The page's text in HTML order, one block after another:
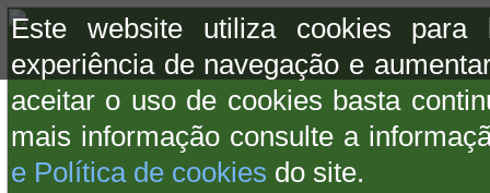
Este website utiliza cookies para
experiência de navegação e
aceitar o uso de cookies basta
mais informação consulte a
e Política de cookies do site.